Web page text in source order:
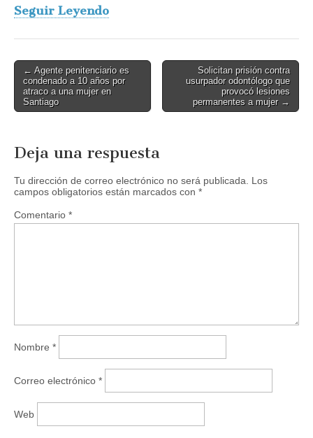
Seguir Leyendo
Post
navigation
← Agente penitenciario es
condenado a 10 años por
atraco a una mujer en
Santiago
Solicitan prisión contra
usurpador odontólogo que
provocó lesiones
permanentes a mujer →
Deja una respuesta
Tu dirección de correo electrónico no será publicada. Los
campos obligatorios están marcados con *
Comentario *
Nombre *
Correo electrónico *
Web